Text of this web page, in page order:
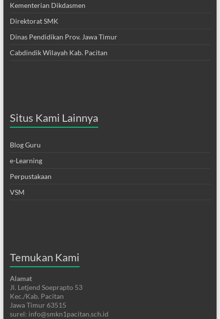
Kementerian Dikdasmen
Direktorat SMK
Dinas Pendidikan Prov. Jawa Timur
Cabdindik Wilayah Kab. Pacitan
Situs Kami Lainnya
Blog Guru
e-Learning
Perpustakaan
VSM
Temukan Kami
Alamat
Jl. Letjend Soeprapto 53
Kec./Kab. Pacitan
Jawa Timur 63515
surel: info@smkn1pacitan.sch.id